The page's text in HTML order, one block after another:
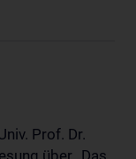
Prof. Dr.
über „Das